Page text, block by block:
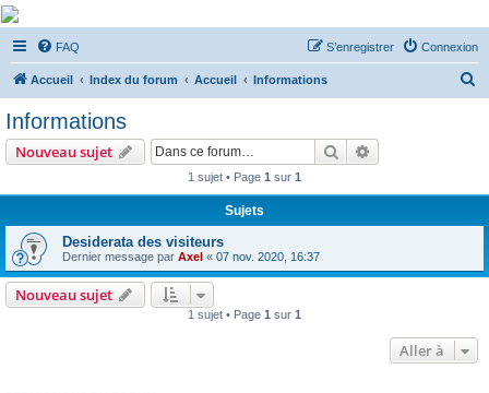
De Musicae Militari -
Forums
Forums de discussions
FAQ Connexion
S’enregistrer
Accueil Index du forum Accueil Informations
Informations
Nouveau sujet Rechercher
1 sujet • Page 1 sur 1
Sujets
Desiderata des visiteurs
Dernier message par Axel « 07 nov. 2020, 16:37
Nouveau sujet
1 sujet • Page 1 sur 1
Aller à